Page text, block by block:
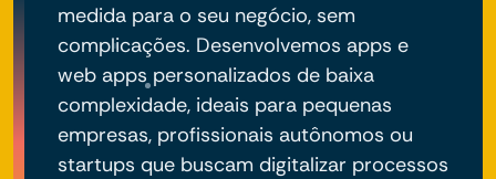
medida para o seu negócio, sem
complicações. Desenvolvemos apps e
web apps personalizados de baixa
complexidade, ideais para pequenas
empresas, profissionais autônomos ou
startups que buscam digitalizar processos